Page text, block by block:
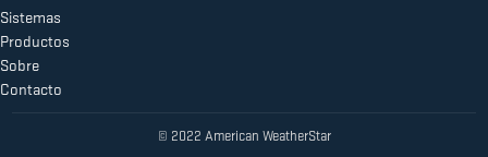
Sistemas
Productos
Sobre
Contacto
© 2022 American WeatherStar